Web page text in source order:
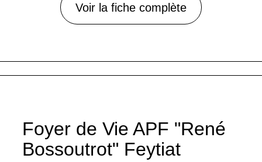
Voir la fiche complète
Foyer de Vie APF "René
Bossoutrot" Feytiat